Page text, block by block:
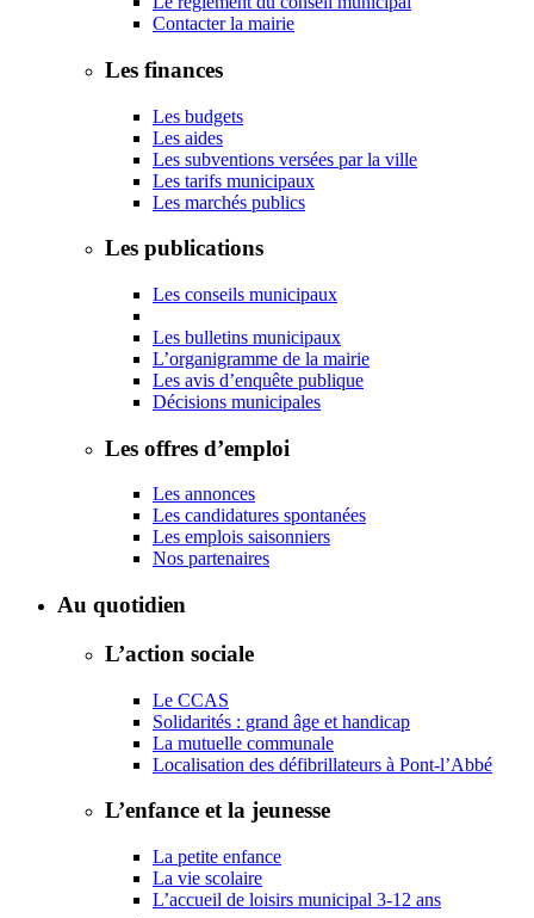
Contacter la mairie
Les finances
Les budgets
Les aides
Les subventions versées par la ville
Les tarifs municipaux
Les marchés publics
Les publications
Les conseils municipaux
Les bulletins municipaux
L’organigramme de la mairie
Les avis d’enquête publique
Décisions municipales
Les offres d’emploi
Les annonces
Les candidatures spontanées
Les emplois saisonniers
Nos partenaires
Au quotidien
L’action sociale
Le CCAS
Solidarités : grand âge et handicap
La mutuelle communale
Localisation des défibrillateurs à Pont-l’Abbé
L’enfance et la jeunesse
La petite enfance
La vie scolaire
L’accueil de loisirs municipal 3-12 ans